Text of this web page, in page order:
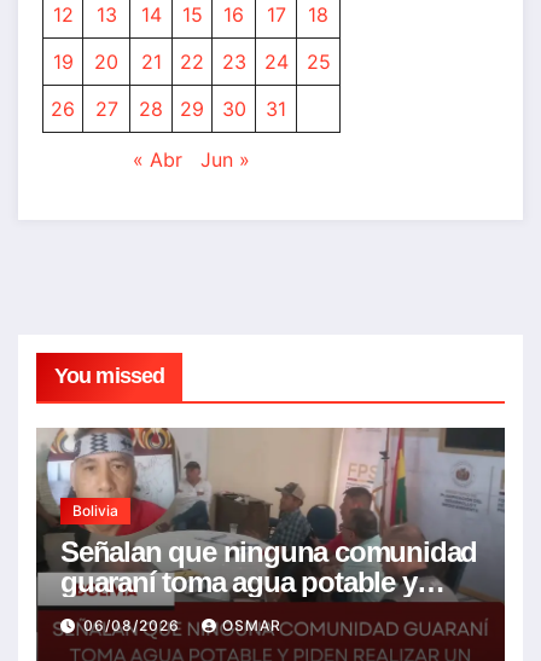
12
13 14 15 16 17
18
19
20 21 22 23 24
25
26
27 28 29 30 31
« Abr Jun »
You missed
Bolivia
Señalan que ninguna comunidad
guaraní toma agua potable y
piden realizar un Foro para
resolver la problemática
06/08/2026 OSMAR